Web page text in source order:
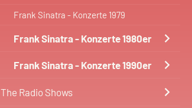
Frank Sinatra - Konzerte 1979
Frank Sinatra - Konzerte 1980er
Frank Sinatra - Konzerte 1990er
The Radio Shows